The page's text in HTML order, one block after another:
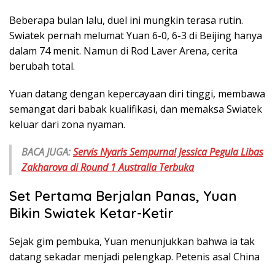
Beberapa bulan lalu, duel ini mungkin terasa rutin.
Swiatek pernah melumat Yuan 6-0, 6-3 di Beijing hanya
dalam 74 menit. Namun di Rod Laver Arena, cerita
berubah total.
Yuan datang dengan kepercayaan diri tinggi, membawa
semangat dari babak kualifikasi, dan memaksa Swiatek
keluar dari zona nyaman.
BACA JUGA:Servis Nyaris Sempurna! Jessica Pegula Libas
Zakharova di Round 1 Australia Terbuka
Set Pertama Berjalan Panas, Yuan
Bikin Swiatek Ketar-Ketir
Sejak gim pembuka, Yuan menunjukkan bahwa ia tak
datang sekadar menjadi pelengkap. Petenis asal China